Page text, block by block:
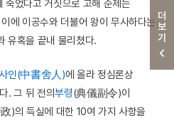
더보기
었다고 거짓으로 고해 순제는
에 이공수와 더불어 왕이 무사하다는
유혹을 끝내 물리쳤다.
인(中書舍人)에 올라 정심론상
. 그 뒤 전의부령(典儀副令)이
)의 득실에 대한 10여 가지 사항을